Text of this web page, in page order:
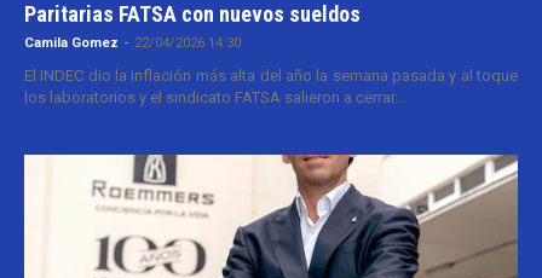
Paritarias FATSA con nuevos sueldos
Camila Gomez - 22/04/2026 14:30
El INDEC dio la inflación más alta del año la semana pasada y al toque
los laboratorios y el sindicato FATSA salieron a cerrar...